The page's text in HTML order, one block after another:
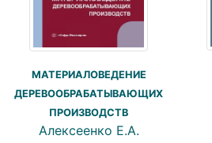
МАТЕРИАЛОВЕДЕНИЕ
ДЕРЕВООБРАБАТЫВАЮЩИХ
ПРОИЗВОДСТВ
Алексеенко Е.А.